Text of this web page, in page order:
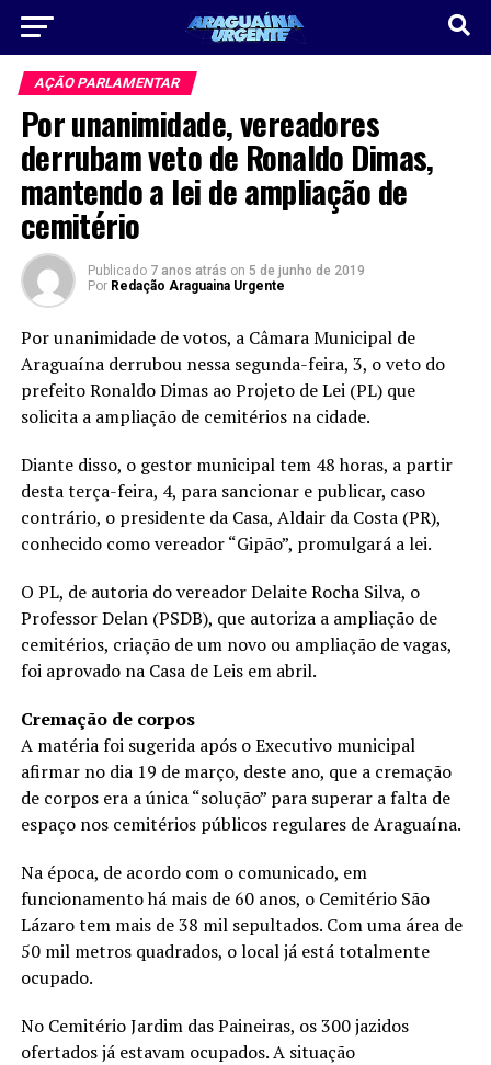
AÇÃO PARLAMENTAR
Por unanimidade, vereadores
derrubam veto de Ronaldo Dimas,
mantendo a lei de ampliação de
cemitério
Publicado 7 anos atrás on 5 de junho de 2019
Por Redação Araguaina Urgente
Por unanimidade de votos, a Câmara Municipal de
Araguaína derrubou nessa segunda-feira, 3, o veto do
prefeito Ronaldo Dimas ao Projeto de Lei (PL) que
solicita a ampliação de cemitérios na cidade.
Diante disso, o gestor municipal tem 48 horas, a partir
desta terça-feira, 4, para sancionar e publicar, caso
contrário, o presidente da Casa, Aldair da Costa (PR),
conhecido como vereador “Gipão”, promulgará a lei.
O PL, de autoria do vereador Delaite Rocha Silva, o
Professor Delan (PSDB), que autoriza a ampliação de
cemitérios, criação de um novo ou ampliação de vagas,
foi aprovado na Casa de Leis em abril.
Cremação de corpos
A matéria foi sugerida após o Executivo municipal
afirmar no dia 19 de março, deste ano, que a cremação
de corpos era a única “solução” para superar a falta de
espaço nos cemitérios públicos regulares de Araguaína.
Na época, de acordo com o comunicado, em
funcionamento há mais de 60 anos, o Cemitério São
Lázaro tem mais de 38 mil sepultados. Com uma área de
50 mil metros quadrados, o local já está totalmente
ocupado.
No Cemitério Jardim das Paineiras, os 300 jazidos
ofertados já estavam ocupados. A situação